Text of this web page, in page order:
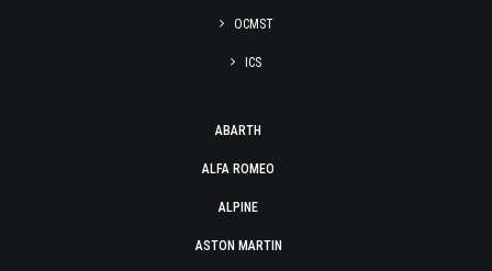
OCMST
ICS
ABARTH
ALFA ROMEO
ALPINE
ASTON MARTIN